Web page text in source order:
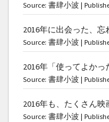
Source: 書肆小波
2016年に出会った、
Source: 書肆小波
2016年「使ってよか
Source: 書肆小波
2016年も、たくさん
Source: 書肆小波